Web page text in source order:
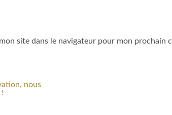
site dans le navigateur pour mon prochain
nous